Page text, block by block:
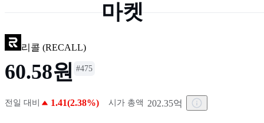
마켓
리콜 (RECALL)
60.58원 #475
전일 대비 1.41(2.38%) 시가 총액 202.35억